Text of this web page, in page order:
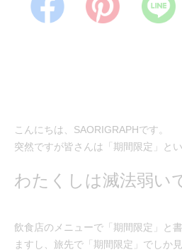
こんにちは、SAORIGRAPHです。
突然ですが皆さんは「期間限定」と
わたくしは滅法弱い
飲食店のメニューで「期間限定」と
ますし、旅先で「期間限定」でしか